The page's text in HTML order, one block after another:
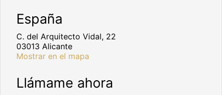
España
C. del Arquitecto Vidal, 22
03013 Alicante
Mostrar en el mapa
Llámame ahora